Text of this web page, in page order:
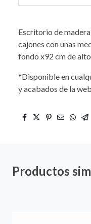
Escritorio de
cajones con unas
fondo x92 cm de alto
*Disponible en
y acabados de la web
Productos